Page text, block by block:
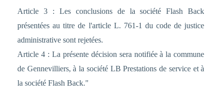
Article 3 : Les conclusions de la société Flash Back
présentées au titre de l'article L. 761-1 du code de justice
administrative sont rejetées.
Article 4 : La présente décision sera notifiée à la commune
de Gennevilliers, à la société LB Prestations de service et à
la société Flash Back."